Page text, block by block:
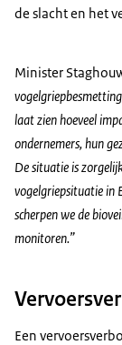
de slacht en het
Minister
laat zien hoeveel
ondernemers, hun
De situatie is
vogelgriepsituatie in
scherpen we de
monitoren.”
Een